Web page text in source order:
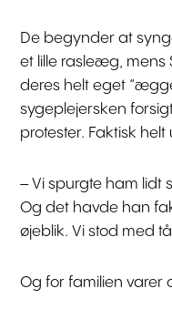
De begynder at
et lille rasleæg, mens
deres helt eget
sygeplejersken
protester. Faktisk
– Vi spurgte ham
Og det havde han
øjeblik. Vi stod med
Og for familien varer